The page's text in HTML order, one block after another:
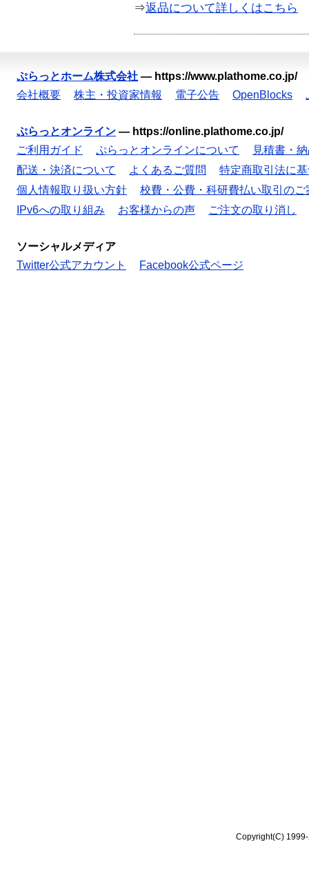
⇒返品について詳しくはこちら
ぷらっとホーム株式会社 — https://www.plathome.co.jp/
会社概要
株主・投資家情報 電子公告 OpenBlocks
ぷらっとオンライン — https://online.plathome.co.jp/
ご利用ガイド
ぷらっとオンラインについて
見積書・
配送・決済について
よくあるご質問
特定商取引法に
個人情報取り扱い方針
校費・公費・科研費払い取引のご
IPv6への取り組み
お客様からの声 ご注文の取り消し
ソーシャルメディア
Twitter公式アカウント
Facebook公式ページ
Copyright(C)